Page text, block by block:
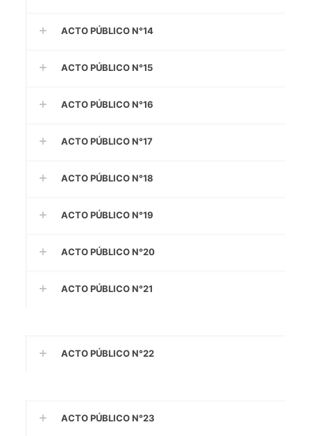
ACTO PÚBLICO N°14
ACTO PÚBLICO N°15
ACTO PÚBLICO N°16
ACTO PÚBLICO N°17
ACTO PÚBLICO N°18
ACTO PÚBLICO N°19
ACTO PÚBLICO N°20
ACTO PÚBLICO N°21
ACTO PÚBLICO N°22
ACTO PÚBLICO N°23